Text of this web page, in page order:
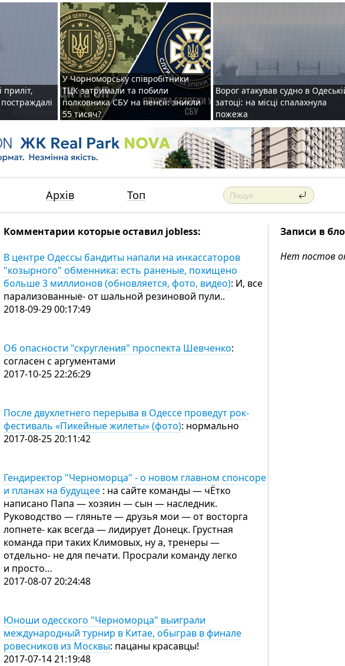
приліт,
У Чорноморську співробітники
ТЦК затримали та побили
полковника СБУ на пенсії: зникли
55 тисяч?
Ворог атакував судно в
затоці: на місці спалахнула
пожежа
Архів Топ
Комментарии которые оставил jobless:
В центре Одессы бандиты напали на инкассаторов
"козырного" обменника: есть раненые, похищено
больше 3 миллионов (обновляется, фото, видео): И, все
парализованные- от шальной резиновой пули..
2018-09-29 00:17:49
Об опасности "скругления" проспекта Шевченко:
согласен с аргументами
2017-10-25 22:26:29
После двухлетнего перерыва в Одессе проведут рок-
фестиваль «Пикейные жилеты» (фото): нормально
2017-08-25 20:11:42
Гендиректор "Черноморца" - о новом главном спонсоре
и планах на будущее : на сайте команды — чЁтко
написано Папа — хозяин — сын — наследник.
Руководство — гляньте — друзья мои — от восторга
лопнете- как всегда — лидирует Донецк. Грустная
команда при таких Климовых, ну а, тренеры —
отдельно- не для печати. Просрали команду легко
и просто…
2017-08-07 20:24:48
Юноши одесского "Черноморца" выиграли
международный турнир в Китае, обыграв в финале
ровесников из Москвы: пацаны красавцы!
2017-07-14 21:19:48
Записи в
Нет постов